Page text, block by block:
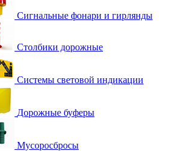
Сигнальные фонари и гирлянды
Столбики дорожные
Системы световой индикации
Дорожные буферы
Мусоросбросы